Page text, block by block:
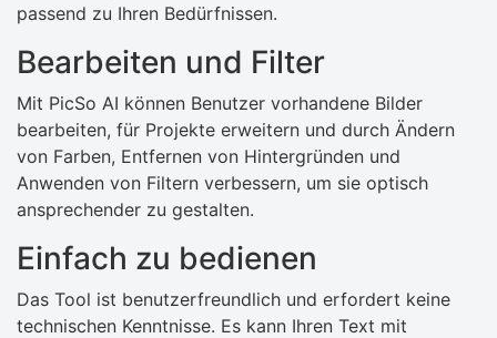
passend zu Ihren Bedürfnissen.
Bearbeiten und Filter
Mit PicSo AI können Benutzer vorhandene Bilder
bearbeiten, für Projekte erweitern und durch Ändern
von Farben, Entfernen von Hintergründen und
Anwenden von Filtern verbessern, um sie optisch
ansprechender zu gestalten.
Einfach zu bedienen
Das Tool ist benutzerfreundlich und erfordert keine
technischen Kenntnisse. Es kann Ihren Text mit